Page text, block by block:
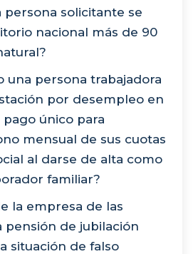
persona solicitante se
nacional más de 90
una persona trabajadora
por desempleo en
único para
mensual de sus cuotas
al darse de alta como
familiar?
la empresa de las
pensión de jubilación
situación de falso